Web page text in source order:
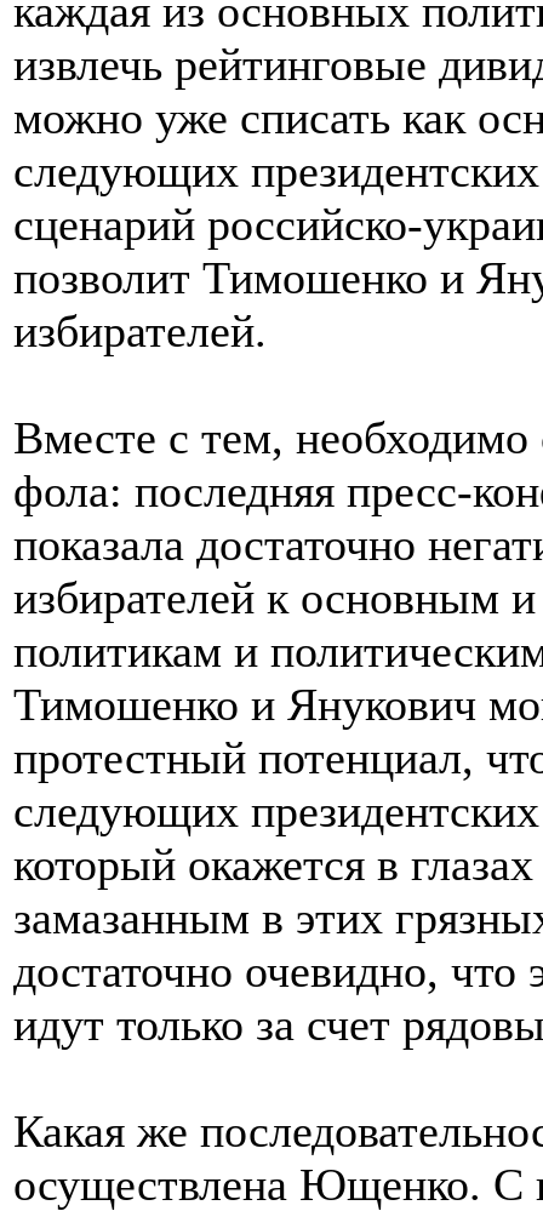
каждая из основных
извлечь рейтинговые
можно уже списать как
следующих
сценарий российско-
позволит Тимошенко и
избирателей.
Вместе с тем, необходимо
фола: последняя пресс-
показала достаточно
избирателей к основным
политикам и
Тимошенко и Янукович
протестный потенциал,
следующих
который окажется в
замазанным в этих
достаточно очевидно,
идут только за счет
Какая же
осуществлена Ющенко. С